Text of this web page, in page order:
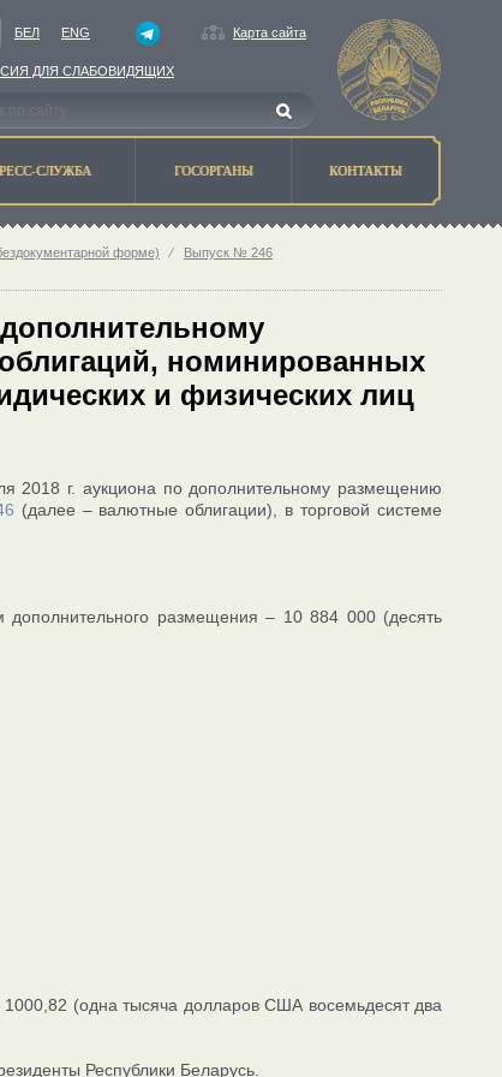
БЕЛ ENG Карта сайта
ДЛЯ СЛАБОВИДЯЩИХ
СЛУЖБА ГОСОРГАНЫ КОНТАКТЫ
форме) ⁄ Выпуск № 246
номинированных
и физических лиц
2018 г. аукциона по дополнительному размещению
(далее – валютные облигации), в торговой системе
размещения – 10 884 000 (десять
(одна тысяча долларов США восемьдесят два
Республики Беларусь.